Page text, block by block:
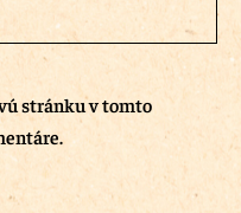
stránku v tomto